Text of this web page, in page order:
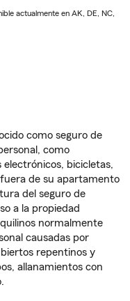
actualmente en AK, DE, NC,
como seguro de
como
bicicletas,
de su apartamento
del seguro de
a la propiedad
normalmente
causadas por
repentinos y
allanamientos con